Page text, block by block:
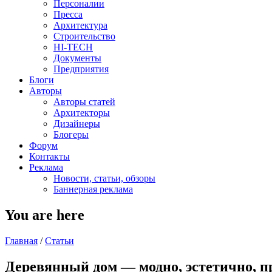
Персоналии
Пресса
Архитектура
Строительство
HI-TECH
Документы
Предприятия
Блоги
Авторы
Авторы статей
Архитекторы
Дизайнеры
Блогеры
Форум
Контакты
Реклама
Новости, статьи, обзоры
Баннерная реклама
You are here
Главная / Статьи
Деревянный дом — модно, эстетично,